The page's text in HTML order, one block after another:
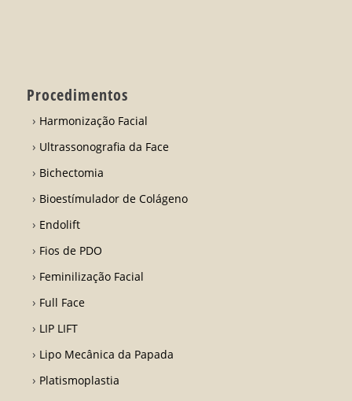
Procedimentos
Harmonização Facial
Ultrassonografia da Face
Bichectomia
Bioestímulador de Colágeno
Endolift
Fios de PDO
Feminilização Facial
Full Face
LIP LIFT
Lipo Mecânica da Papada
Platismoplastia